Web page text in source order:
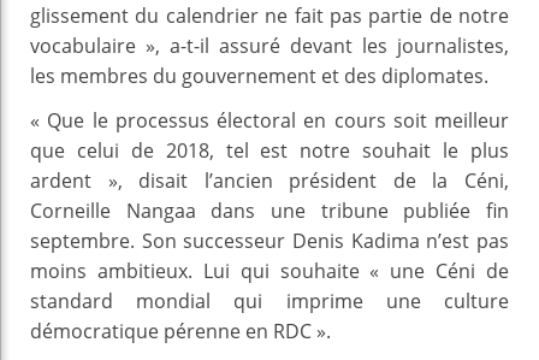
glissement du calendrier ne fait pas partie de notre
vocabulaire », a-t-il assuré devant les journalistes,
les membres du gouvernement et des diplomates.
« Que le processus électoral en cours soit meilleur
que celui de 2018, tel est notre souhait le plus
ardent », disait l’ancien président de la Céni,
Corneille Nangaa dans une tribune publiée fin
septembre. Son successeur Denis Kadima n’est pas
moins ambitieux. Lui qui souhaite « une Céni de
standard mondial qui imprime une culture
démocratique pérenne en RDC ».